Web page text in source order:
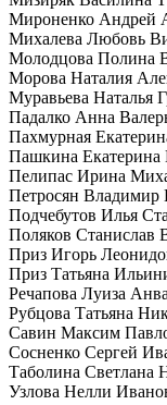
Мироненко Андрей
Михалева Любовь
Молодцова Полина
Морова Наталия
Муравьева Наталья
Падалко Анна
Пахмурная
Пашкина Екатерина
Пелипас Ирина
Петросян Владимир
Подчебутов Илья
Поляков Станислав
Приз Игорь
Приз Татьяна
Речапова Луиза
Рубцова Татьяна
Савин Максим
Сосненко Сергей
Таболина Светлана
Узлова Нелли